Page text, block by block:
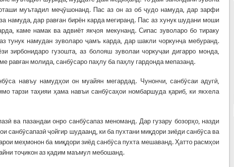
муътадил меҷӯшонанд. Пас аз он аз об ҷудо намуда, дар зарфи
намуда, дар равған бирён карда мегиранд. Пас аз хунук шудани моши
каме намак ва адвиёт якҷоя мекунанд. Сипас зуволаро бо тираку
тунук намудан зуволаро ҷамъ карда, дар шакли чоркунҷа мебуранд.
гузошта, аз болояш зуволаи чоркуҷаи дигарро монда,
равған молида, санбӯсаро паҳлу ба паҳлу гардонда мепазанд.
навъу намудҳои он муайян мегардад. Чунончи, санбӯсаи адугӣ,
тарзи таҳияи ҳама навъи санбӯсаҳои номбаршуда қариб, ки якхела
ва пазандаи онро санбӯсапаз меноманд. Дар гузару бозорҳо, назди
санбӯсапазӣ ҷойгир шудаанд, ки ба пухтани миқдори зиёди санбӯса ва
меҳмонон ба миқдори зиёд санбӯса пухта мешаванд. Ҳатто расмҳои
тоҷикон аз қадим маъмул мебошанд.